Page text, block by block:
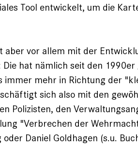
Tool entwickelt, um die
aber vor allem mit der
hat nämlich seit den 1990er
immer mehr in Richtung der
sich also mit den
Polizisten, den
"Verbrechen der
Daniel Goldhagen (s.u.